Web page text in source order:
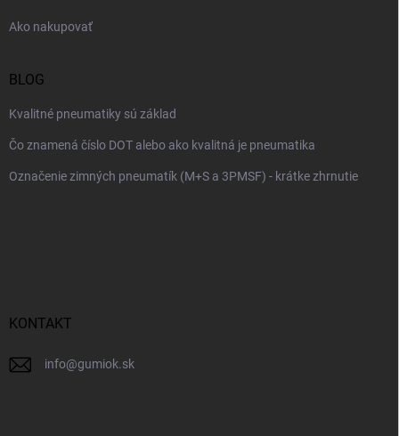
Ako nakupovať
BLOG
Kvalitné pneumatiky sú základ
Čo znamená číslo DOT alebo ako kvalitná je pneumatika
Označenie zimných pneumatík (M+S a 3PMSF) - krátke zhrnutie
KONTAKT
info@gumiok.sk